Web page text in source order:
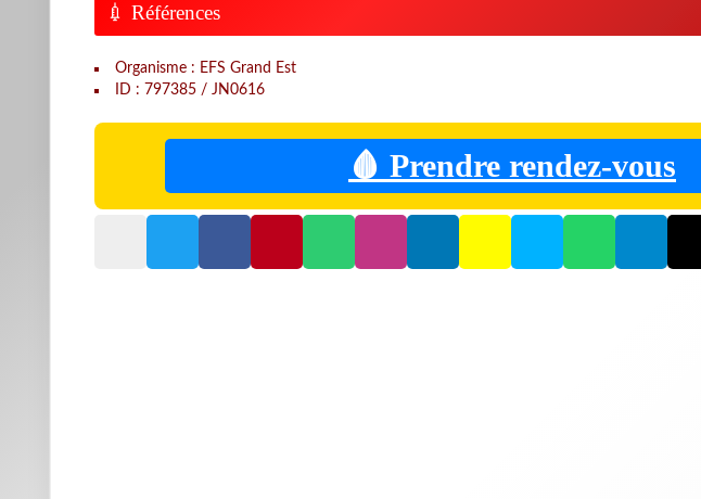
💉 Références
Organisme : EFS Grand Est
ID : 797385 / JN0616
🩸 Prendre rendez-vous